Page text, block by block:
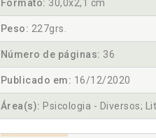
Formato: 30,0x2,1 cm
Peso: 227grs.
Número de páginas: 36
Publicado em: 16/12/2020
Área(s): Psicologia - Diversos;